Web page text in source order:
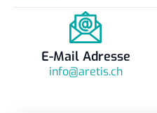
E-Mail Adresse
info@aretis.ch